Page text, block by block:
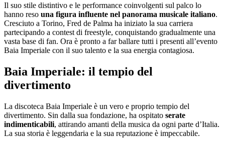
Il suo stile distintivo e le performance coinvolgenti sul palco lo
hanno reso una figura influente nel panorama musicale italiano.
Cresciuto a Torino, Fred de Palma ha iniziato la sua carriera
partecipando a contest di freestyle, conquistando gradualmente una
vasta base di fan. Ora è pronto a far ballare tutti i presenti all’evento
Baia Imperiale con il suo talento e la sua energia contagiosa.
Baia Imperiale: il tempio del
divertimento
La discoteca Baia Imperiale è un vero e proprio tempio del
divertimento. Sin dalla sua fondazione, ha ospitato serate
indimenticabili, attirando amanti della musica da ogni parte d’Italia.
La sua storia è leggendaria e la sua reputazione è impeccabile.